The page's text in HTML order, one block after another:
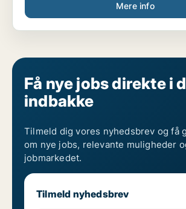
Mere info
Få nye jobs direkte i
indbakke
Tilmeld dig vores nyhedsbrev og få
om nye jobs, relevante muligheder
jobmarkedet.
Tilmeld nyhedsbrev